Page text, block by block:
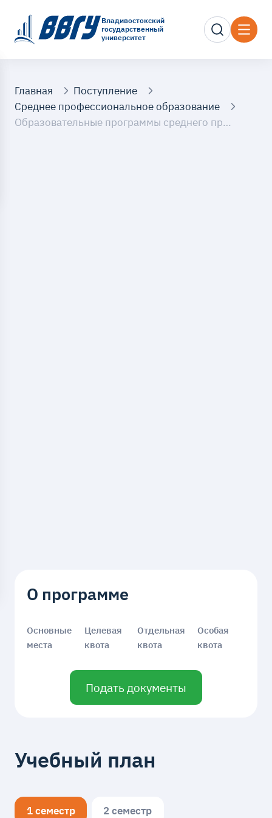
Владивостокский
государственный
университет
Главная
Поступление
Среднее профессиональное образование
Образовательные программы среднего профессионального образования (на базе 11 классов)
О программе
Основные
места
Целевая
квота
Отдельная
квота
Особая
квота
Подать документы
Учебный план
1 семестр 2 семестр